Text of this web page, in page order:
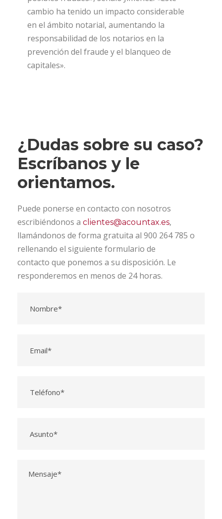
cambio ha tenido un impacto considerable
en el ámbito notarial, aumentando la
responsabilidad de los notarios en la
prevención del fraude y el blanqueo de
capitales».
¿Dudas sobre su caso?
Escríbanos y le
orientamos.
Puede ponerse en contacto con nosotros
escribiéndonos a clientes@acountax.es,
llamándonos de forma gratuita al 900 264 785 o
rellenando el siguiente formulario de
contacto que ponemos a su disposición. Le
responderemos en menos de 24 horas.